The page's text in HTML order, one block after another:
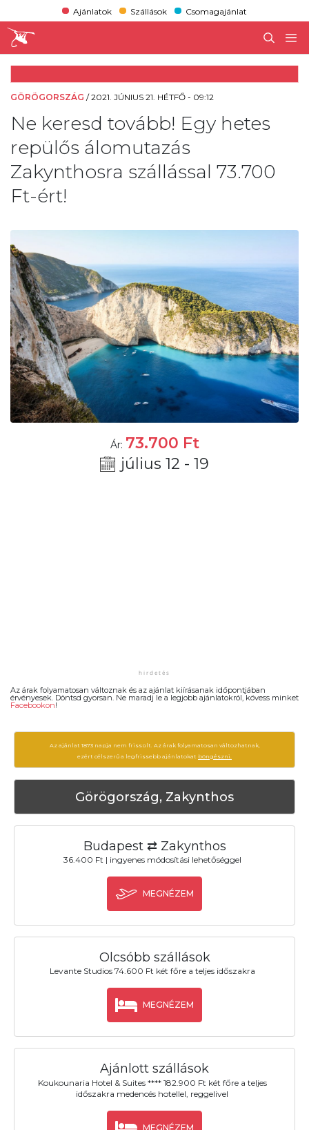
Ajánlatok Szállások Csomagajánlat
GÖRÖGORSZÁG /2021. JÚNIUS 21. HÉTFŐ - 09:12
Ne keresd tovább! Egy hetes
repülős álomutazás
Zakynthosra szállással 73.700
Ft-ért!
Ár: 73.700 Ft
július 12 - 19
Az árak folyamatosan változnak és az ajánlat kiírásanak időpontjában
érvényesek. Döntsd gyorsan. Ne maradj le a legjobb ajánlatokról, kövess minket
Facebookon!
Az ajánlat 1873 napja nem frissült. Az árak folyamatosan változhatnak,
ezért célszerű a legfrissebb ajánlatokat böngészni.
Görögország, Zakynthos
Budapest ⇄ Zakynthos
36.400 Ft | ingyenes módosítási lehetőséggel
MEGNÉZEM
Olcsóbb szállások
Levante Studios 74.600 Ft két főre a teljes időszakra
MEGNÉZEM
Ajánlott szállások
Koukounaria Hotel & Suites **** 182.900 Ft két főre a teljes
időszakra medencés hotellel, reggelivel
MEGNÉZEM